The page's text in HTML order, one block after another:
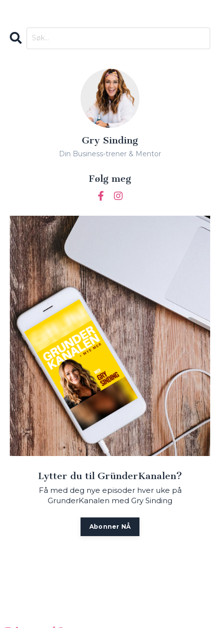
Gry Sinding
Din Business-trener & Mentor
Følg meg
Lytter du til GründerKanalen?
Få med deg nye episoder hver uke på
GrunderKanalen med Gry Sinding
Abonner NÅ